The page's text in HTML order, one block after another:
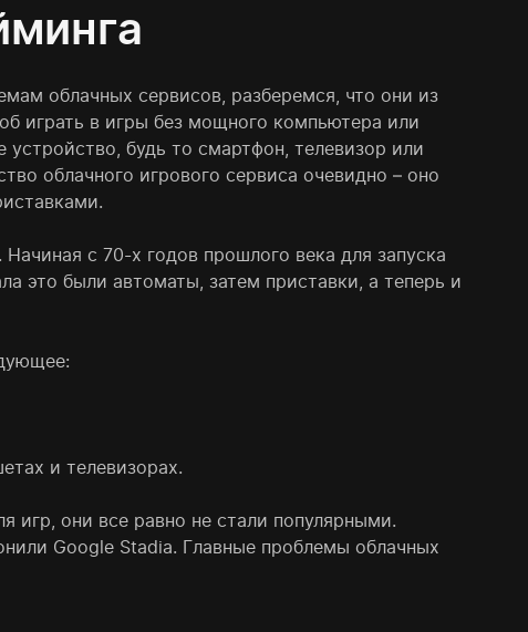
облачных сервисов, разберемся, что они из
играть в игры без мощного компьютера или
устройство, будь то смартфон, телевизор или
облачного игрового сервиса очевидно – оно
с 70-х годов прошлого века для запуска
это были автоматы, затем приставки, а теперь и
и телевизорах.
игр, они все равно не стали популярными.
Google Stadia. Главные проблемы облачных